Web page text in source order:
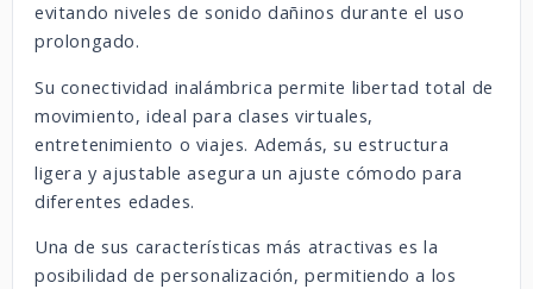
evitando niveles de sonido dañinos durante el uso
prolongado.
Su conectividad inalámbrica permite libertad total de
movimiento, ideal para clases virtuales,
entretenimiento o viajes. Además, su estructura
ligera y ajustable asegura un ajuste cómodo para
diferentes edades.
Una de sus características más atractivas es la
posibilidad de personalización, permitiendo a los